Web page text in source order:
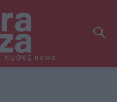
news